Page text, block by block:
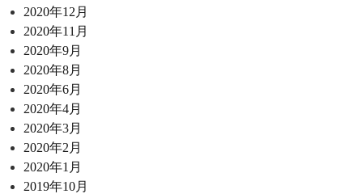
2020年12月
2020年11月
2020年9月
2020年8月
2020年6月
2020年4月
2020年3月
2020年2月
2020年1月
2019年10月